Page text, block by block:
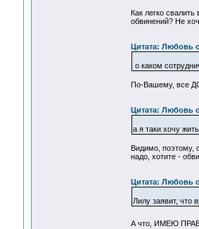
Как легко
обвинений? Не
Цитата: Любовь
о каком
По-Вашему, все
Цитата: Любовь
а я таки хочу
Видимо, поэтому,
надо, хотите -
Цитата: Любовь
Лилу заявит, что
А что, ИМЕЮ